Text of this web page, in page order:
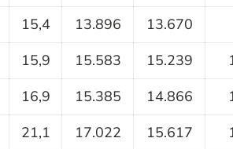
15,4 13.896 13.670
15,9 15.583 15.239
16,9 15.385 14.866
21,1 17.022 15.617